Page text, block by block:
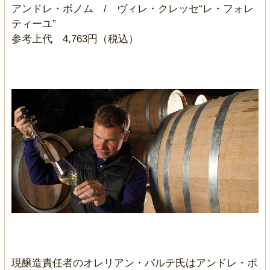
アンドレ・ボノム / ヴィレ・クレッセ“レ・フォレ
ティーユ”
参考上代 4,763円（税込）
現醸造責任者のオレリアン・パルテ氏はアンドレ・ボ